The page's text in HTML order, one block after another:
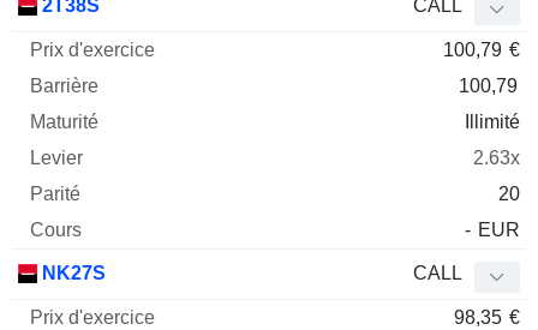
2T38S CALL
100,79 €
100,79
Illimité
2.63x
20
- EUR
NK27S CALL
98,35 €